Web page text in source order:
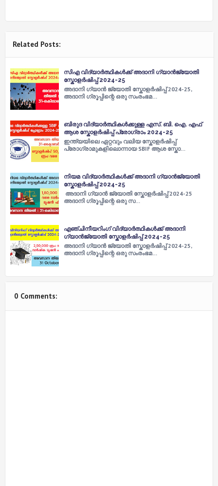
Related Posts:
സിഎ വിദ്യാർത്ഥികൾക്ക് അദാനി ഗ്യാൻജ്യോതി
സ്കോളർഷിപ്പ് 2024-25
അദാനി ഗ്യാൻ ജ്യോതി സ്കോളർഷിപ്പ് 2024-25,
അദാനി ഗ്രൂപ്പിന്റെ ഒരു സംരംഭമ…
ബിരുദ വിദ്യാർത്ഥികൾക്കുള്ള എസ്. ബി. ഐ. എഫ്
ആശ സ്കോളർഷിപ്പ് പ്രോഗ്രാം 2024-25
ഇന്ത്യയിലെ ഏറ്റവും വലിയ സ്കോളർഷിപ്പ്
പ്രോഗ്രാമുകളിലൊന്നായ SBIF ആശ സ്കോ…
നിയമ വിദ്യാർത്ഥികൾക്ക് അദാനി ഗ്യാൻജ്യോതി
സ്കോളർഷിപ്പ് 2024-25
അദാനി ഗ്യാൻ ജ്യോതി സ്കോളർഷിപ്പ് 2024-25
അദാനി ഗ്രൂപ്പിന്റെ ഒരു സ…
എഞ്ചിനീയറിംഗ് വിദ്യാർത്ഥികൾക്ക് അദാനി
ഗ്യാൻജ്യോതി സ്കോളർഷിപ്പ് 2024-25
അദാനി ഗ്യാൻ ജ്യോതി സ്കോളർഷിപ്പ് 2024-25,
അദാനി ഗ്രൂപ്പിന്റെ ഒരു സംരംഭമ…
0 Comments: